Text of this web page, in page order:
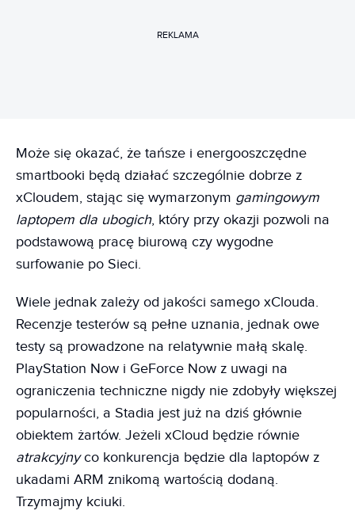
REKLAMA
Może się okazać, że tańsze i energooszczędne
smartbooki będą działać szczególnie dobrze z
xCloudem, stając się wymarzonym gamingowym
laptopem dla ubogich, który przy okazji pozwoli na
podstawową pracę biurową czy wygodne
surfowanie po Sieci.
Wiele jednak zależy od jakości samego xClouda.
Recenzje testerów są pełne uznania, jednak owe
testy są prowadzone na relatywnie małą skalę.
PlayStation Now i GeForce Now z uwagi na
ograniczenia techniczne nigdy nie zdobyły większej
popularności, a Stadia jest już na dziś głównie
obiektem żartów. Jeżeli xCloud będzie równie
atrakcyjnyco konkurencja będzie dla laptopów z
ukadami ARM znikomą wartością dodaną.
Trzymajmy kciuki.